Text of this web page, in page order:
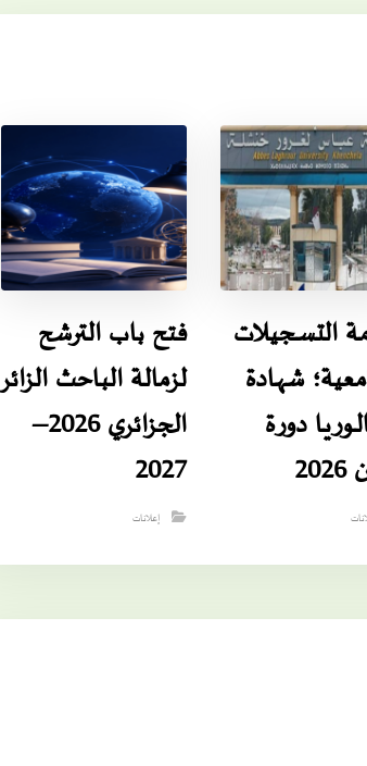
التسـجيـلات
شهـادة
دورة
فتح باب الترشح
لزمالة الباحث الزائر
الجزائري 2026–
2027
إعلانات